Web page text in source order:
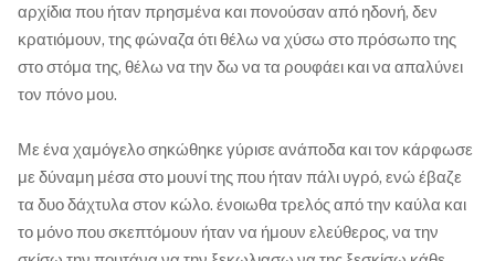
αρχίδια που ήταν πρησμένα και πονούσαν από ηδονή, δεν
κρατιόμουν, της φώναζα ότι θέλω να χύσω στο πρόσωπο της
στο στόμα της, θέλω να την δω να τα ρουφάει και να απαλύνει
τον πόνο μου.
Με ένα χαμόγελο σηκώθηκε γύρισε ανάποδα και τον κάρφωσε
με δύναμη μέσα στο μουνί της που ήταν πάλι υγρό, ενώ έβαζε
τα δυο δάχτυλα στον κώλο. ένοιωθα τρελός από την καύλα και
το μόνο που σκεπτόμουν ήταν να ήμουν ελεύθερος, να την